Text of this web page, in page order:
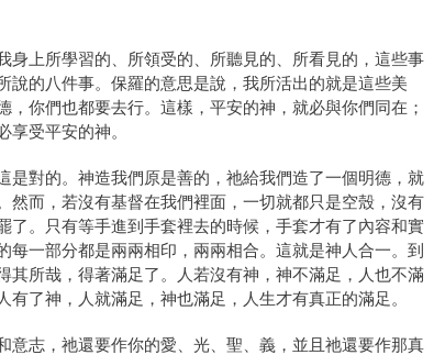
身上所學習的、所領受的、所聽見的、所看見的，這些事
說的八件事。保羅的意思是說，我所活出的就是這些美
你們也都要去行。這樣，平安的神，就必與你們同在；
受平安的神。
是對的。神造我們原是善的，祂給我們造了一個明德，就
然而，若沒有基督在我們裡面，一切就都只是空殼，沒有
了。只有等手進到手套裡去的時候，手套才有了內容和實
每一部分都是兩兩相印，兩兩相合。這就是神人合一。到
其所哉，得著滿足了。人若沒有神，神不滿足，人也不滿
了神，人就滿足，神也滿足，人生才有真正的滿足。
意志，祂還要作你的愛、光、聖、義，並且祂還要作那真